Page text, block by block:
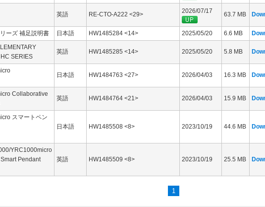
英語 RE-CTO-A222 <29> 2026/07/17 63.7 MB
ーズ 補足説明書 日本語 HW1485284 <14> 2025/05/20 6.6 MB
SERIES
英語 HW1485285 <14> 2025/05/20 5.8 MB
日本語 HW1484763 <27> 2026/04/03 16.3 MB
Collaborative
英語 HW1484764 <21> 2026/04/03 15.9 MB
スマートペン
日本語 HW1485508 <8> 2023/10/19 44.6 MB
YRC1000micro
Pendant
英語 HW1485509 <8> 2023/10/19 25.5 MB
1